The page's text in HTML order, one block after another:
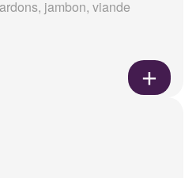
jambon, viande